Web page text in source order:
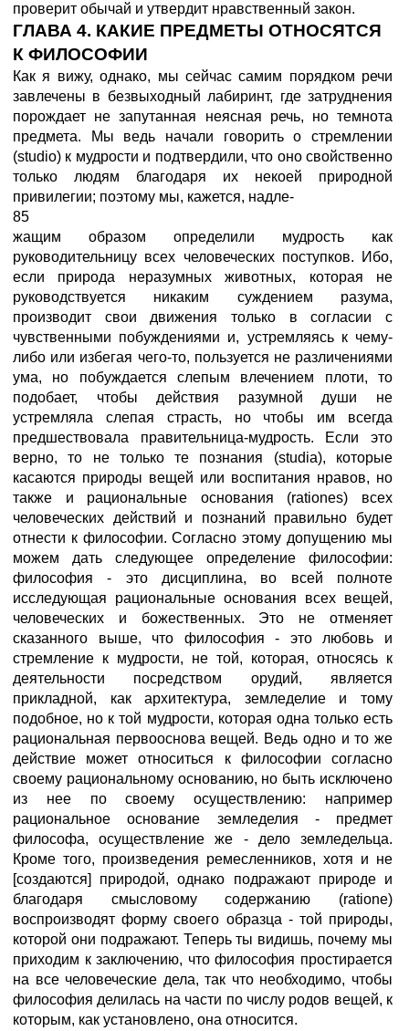
проверит обычай и утвердит нравственный закон.
ГЛАВА 4. КАКИЕ ПРЕДМЕТЫ ОТНОСЯТСЯ
К ФИЛОСОФИИ
Как я вижу, однако, мы сейчас самим порядком речи
завлечены в безвыходный лабиринт, где затруднения
порождает не запутанная неясная речь, но темнота
предмета. Мы ведь начали говорить о стремлении
(studio) к мудрости и подтвердили, что оно свойственно
только людям благодаря их некоей природной
привилегии; поэтому мы, кажется, надле-
85
жащим образом определили мудрость как
руководительницу всех человеческих поступков. Ибо,
если природа неразумных животных, которая не
руководствуется никаким суждением разума,
производит свои движения только в согласии с
чувственными побуждениями и, устремляясь к чему-
либо или избегая чего-то, пользуется не различениями
ума, но побуждается слепым влечением плоти, то
подобает, чтобы действия разумной души не
устремляла слепая страсть, но чтобы им всегда
предшествовала правительница-мудрость. Если это
верно, то не только те познания (studia), которые
касаются природы вещей или воспитания нравов, но
также и рациональные основания (rationes) всех
человеческих действий и познаний правильно будет
отнести к философии. Согласно этому допущению мы
можем дать следующее определение философии:
философия - это дисциплина, во всей полноте
исследующая рациональные основания всех вещей,
человеческих и божественных. Это не отменяет
сказанного выше, что философия - это любовь и
стремление к мудрости, не той, которая, относясь к
деятельности посредством орудий, является
прикладной, как архитектура, земледелие и тому
подобное, но к той мудрости, которая одна только есть
рациональная первооснова вещей. Ведь одно и то же
действие может относиться к философии согласно
своему рациональному основанию, но быть исключено
из нее по своему осуществлению: например
рациональное основание земледелия - предмет
философа, осуществление же - дело земледельца.
Кроме того, произведения ремесленников, хотя и не
[создаются] природой, однако подражают природе и
благодаря смысловому содержанию (ratione)
воспроизводят форму своего образца - той природы,
которой они подражают. Теперь ты видишь, почему мы
приходим к заключению, что философия простирается
на все человеческие дела, так что необходимо, чтобы
философия делилась на части по числу родов вещей, к
которым, как установлено, она относится.